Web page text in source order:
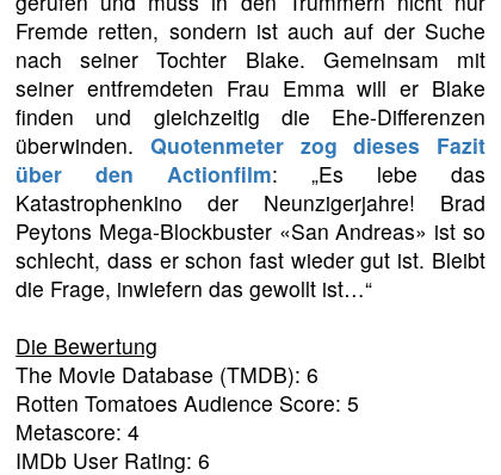
Fremde retten, sondern ist auch auf der Suche
nach seiner Tochter Blake. Gemeinsam mit
seiner entfremdeten Frau Emma will er Blake
finden und gleichzeitig die Ehe-Differenzen
überwinden. Quotenmeter zog dieses Fazit
über den Actionfilm: „Es lebe das
Katastrophenkino der Neunzigerjahre! Brad
Peytons Mega-Blockbuster «San Andreas» ist so
schlecht, dass er schon fast wieder gut ist. Bleibt
die Frage, inwiefern das gewollt ist…“
Die Bewertung
The Movie Database (TMDB): 6
Rotten Tomatoes Audience Score: 5
Metascore: 4
IMDb User Rating: 6